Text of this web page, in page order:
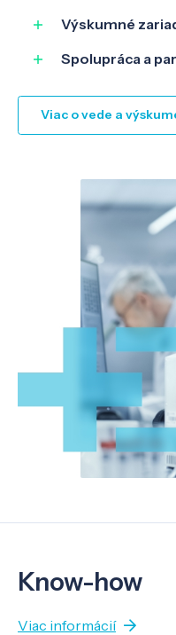
Výskumné
Spolupráca a
Viac o vede a
Know-how
Viac informácií